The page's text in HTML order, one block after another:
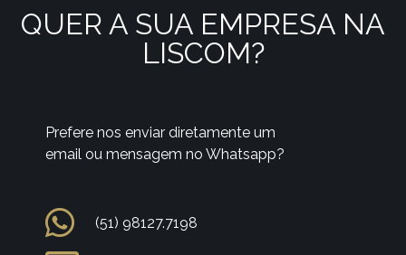
QUER A SUA EMPRESA NA
LISCOM?
Prefere nos enviar diretamente um
email ou mensagem no Whatsapp?
(51) 98127.7198